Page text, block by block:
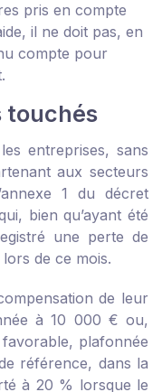
pris en compte
il ne doit pas, en
compte pour
touchés
entreprises, sans
aux secteurs
1 du décret
bien qu’ayant été
une perte de
de ce mois.
de leur
à 10 000 € ou,
plafonnée
référence, dans la
à 20 % lorsque le